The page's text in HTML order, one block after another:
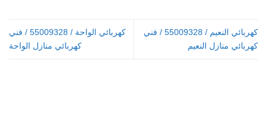
كهربائي النعيم / 55009328 / فني
كهربائي منازل النعيم
كهربائي الواحة / 55009328 / فني
كهربائي منازل الواحة